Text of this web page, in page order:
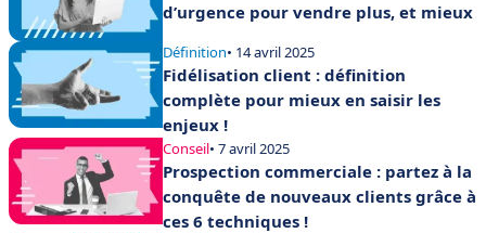
d’urgence pour vendre plus, et mieux
Définition• 14 avril 2025
Fidélisation client : définition
complète pour mieux en saisir les
enjeux !
Conseil• 7 avril 2025
Prospection commerciale : partez à la
conquête de nouveaux clients grâce à
ces 6 techniques !